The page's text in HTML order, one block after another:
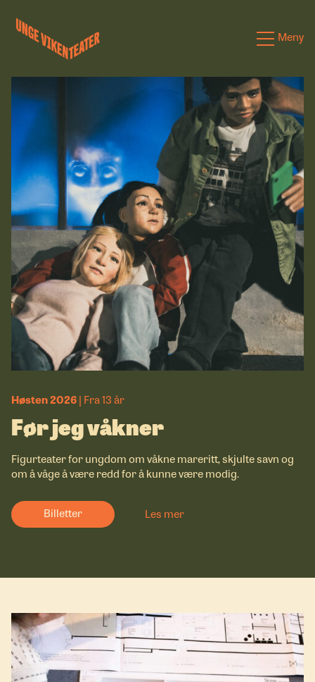
Meny
Forestillinger
Kalender
Satsinger
Om oss
Høsten 2026 Fra 13 år
Før jeg våkner
Figurteater for ungdom om våkne mareritt, skjulte savn og
om å våge å være redd for å kunne være modig.
Billetter Les mer